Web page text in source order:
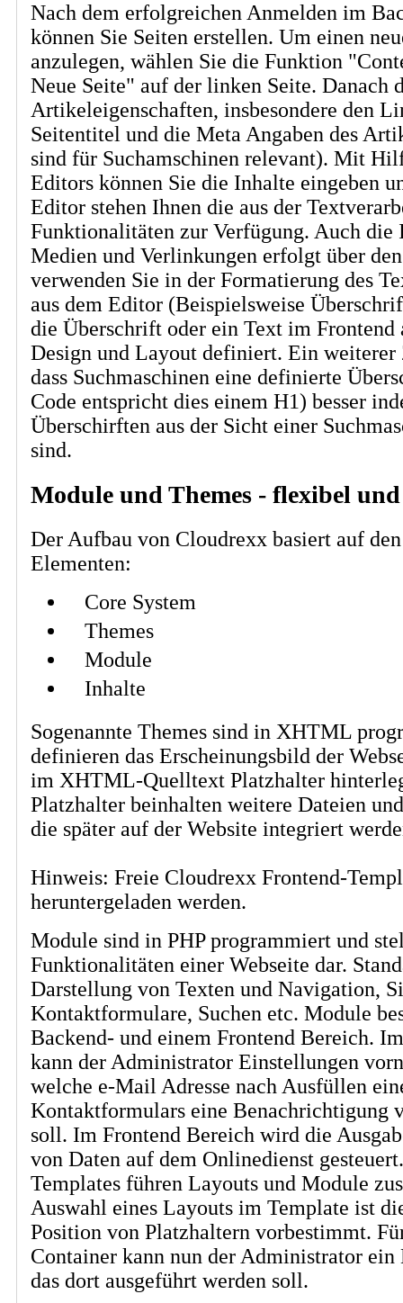
Nach dem erfolgreichen Anmelden im
können Sie Seiten erstellen. Um einen
anzulegen, wählen Sie die Funktion
Neue Seite" auf der linken Seite. Danach
Artikeleigenschaften, insbesondere den
Seitentitel und die Meta Angaben des
sind für Suchamschinen relevant). Mit
Editors können Sie die Inhalte eingeben
Editor stehen Ihnen die aus der
Funktionalitäten zur Verfügung. Auch die
Medien und Verlinkungen erfolgt über
verwenden Sie in der Formatierung des
aus dem Editor (Beispielsweise
die Überschrift oder ein Text im Frontend
Design und Layout definiert. Ein weiterer
dass Suchmaschinen eine definierte
Code entspricht dies einem H1) besser
Überschirften aus der Sicht einer
sind.
Module und Themes - flexibel
Der Aufbau von Cloudrexx basiert auf
Elementen:
Core System
Themes
Module
Inhalte
Sogenannte Themes sind in XHTML
definieren das Erscheinungsbild der
im XHTML-Quelltext Platzhalter
Platzhalter beinhalten weitere Dateien
die später auf der Website integriert
Hinweis: Freie Cloudrexx Frontend-
heruntergeladen werden.
Module sind in PHP programmiert und
Funktionalitäten einer Webseite dar.
Darstellung von Texten und Navigation,
Kontaktformulare, Suchen etc. Module
Backend- und einem Frontend Bereich.
kann der Administrator Einstellungen
welche e-Mail Adresse nach Ausfüllen
Kontaktformulars eine Benachrichtigung
soll. Im Frontend Bereich wird die
von Daten auf dem Onlinedienst
Templates führen Layouts und Module
Auswahl eines Layouts im Template ist
Position von Platzhaltern vorbestimmt.
Container kann nun der Administrator
das dort ausgeführt werden soll.